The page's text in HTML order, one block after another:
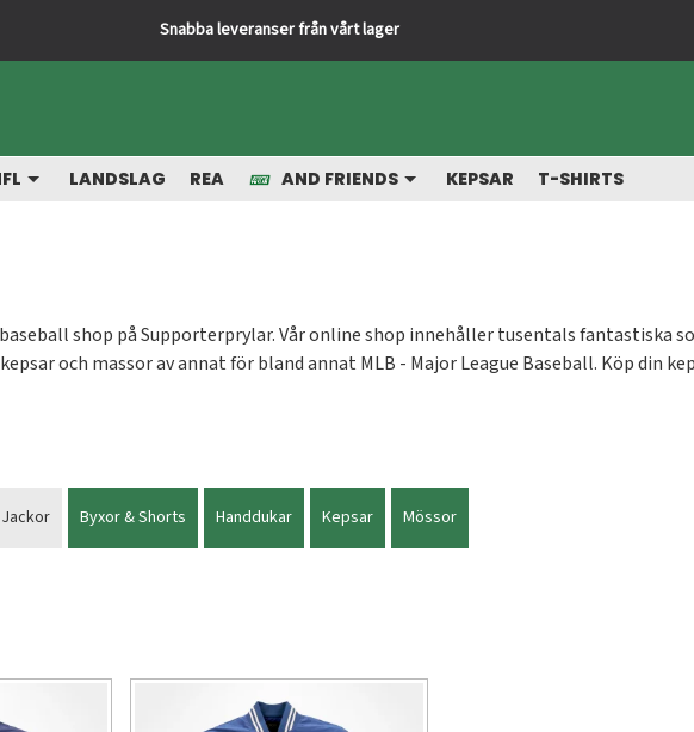
Snabba leveranser från vårt lager
LANDSLAG REA AND FRIENDS KEPSAR T-SHIRTS
shop på Supporterprylar. Vår online shop innehåller tusentals fantastiska
och massor av annat för bland annat MLB - Major League Baseball. Köp din
Jackor Byxor & Shorts Handdukar Kepsar Mössor